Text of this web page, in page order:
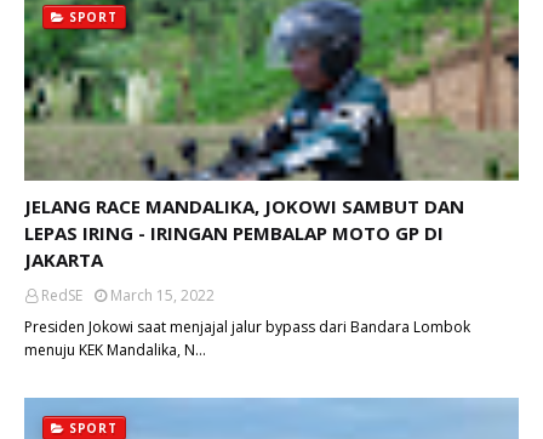
SPORT
JELANG RACE MANDALIKA, JOKOWI SAMBUT DAN
LEPAS IRING - IRINGAN PEMBALAP MOTO GP DI
JAKARTA
RedSE
March 15, 2022
Presiden Jokowi saat menjajal jalur bypass dari Bandara Lombok
menuju KEK Mandalika, N…
SPORT